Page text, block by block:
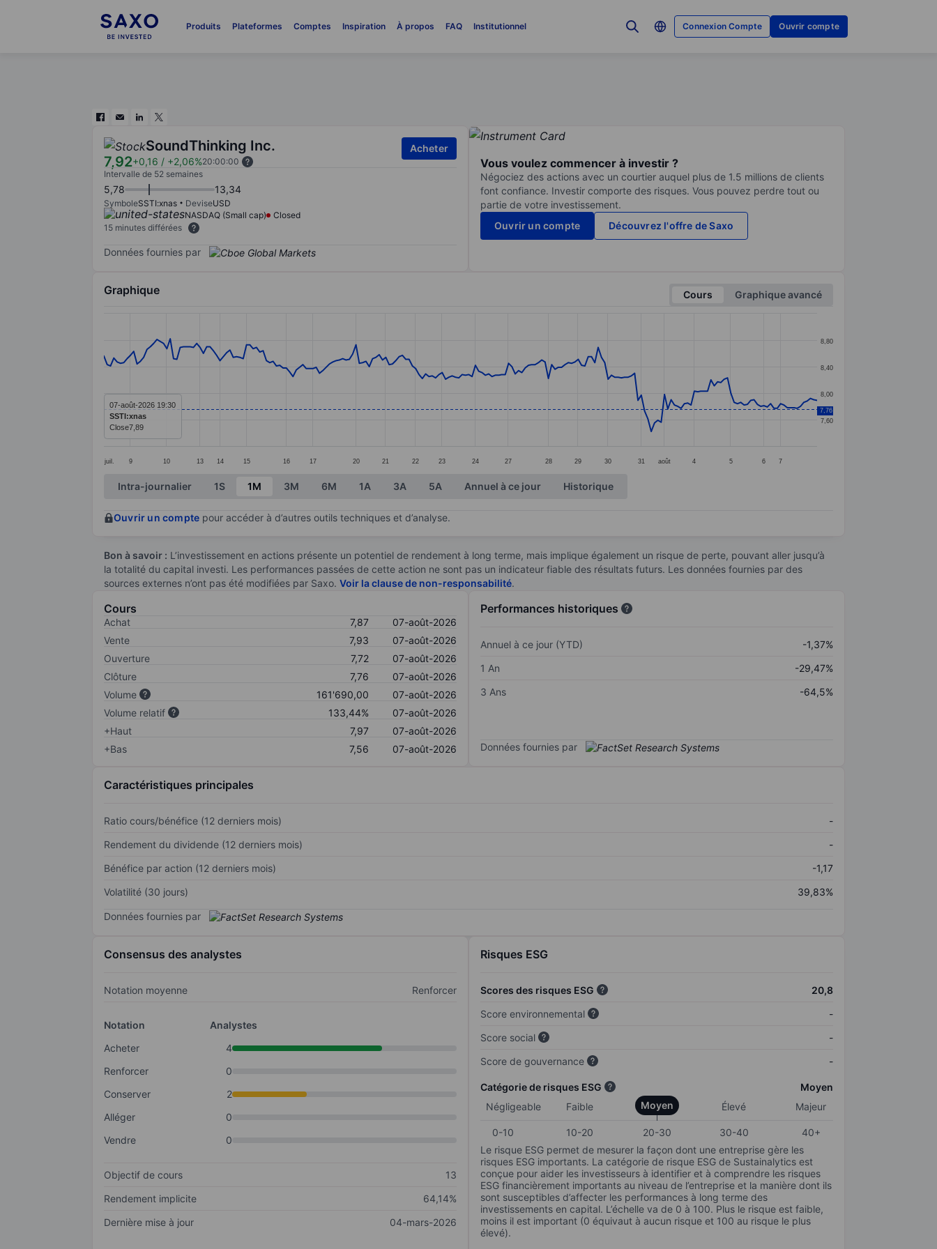
Produits Plateformes Comptes Inspiration À propos FAQ Institutionnel Connexion Compte Ouvrir compte
SoundThinking Inc.
7,92+0,16 / +2,06%20:00:00
Acheter
Intervalle de 52 semaines
5,78 13,34
SymboleSSTI:xnas DeviseUSD
NASDAQ (Small cap)
Closed
15 minutes différées
Données fournies par
Vous voulez commencer à investir ?
Négociez des actions avec un courtier auquel plus de 1.5 millions de clients
font confiance. Investir comporte des risques. Vous pouvez perdre tout ou
partie de votre investissement.
Ouvrir un compte
Découvrez l'offre de Saxo
Graphique Cours
Graphique avancé
Line chart with 216 data points.
The chart has 1 X axis displaying categories.
juil. 9 10 13 14 15 16 17 20 21 22 23 24 27 28 29 30 31 août 4 5 6 7
7,60
8,00
8,40
8,80
7,76
07-août-2026 19:30
SSTI:xnas
Close7,89
End of interactive chart.
Intra-journalier 1S 1M 3M 6M 1A 3A 5A Annuel à ce jour Historique
Ouvrir un compte pour accéder à d’autres outils techniques et d’analyse.
Bon à savoir : L’investissement en actions présente un potentiel de rendement à long terme, mais implique également un risque de perte, pouvant aller jusqu’à
la totalité du capital investi. Les performances passées de cette action ne sont pas un indicateur fiable des résultats futurs. Les données fournies par des
sources externes n’ont pas été modifiées par Saxo. Voir la clause de non-responsabilité.
Cours
Achat 7,87
07-août-2026
Vente
7,93
07-août-2026
Ouverture
7,72
07-août-2026
Clôture
7,76
07-août-2026
Volume
161'690,00
07-août-2026
Volume relatif
133,44%
07-août-2026
+Haut
7,97
07-août-2026
+Bas
7,56 07-août-2026
Performances historiques
Annuel à ce jour (YTD)
-1,37%
1 An
-29,47%
3 Ans
-64,5%
Données fournies par
Caractéristiques principales
Ratio cours/bénéfice (12 derniers mois)
-
Rendement du dividende (12 derniers mois)
-
Bénéfice par action (12 derniers mois)
-1,17
Volatilité (30 jours)
39,83%
Données fournies par
Consensus des analystes
Notation moyenne Renforcer
Notation
Analystes
Acheter
4
Renforcer
0
Conserver
2
Alléger
0
Vendre
0
Objectif de cours
13
Rendement implicite
64,14%
Dernière mise à jour
04-mars-2026
Risques ESG
Scores des risques ESG
20,8
Score environnemental
-
Score social
-
Score de gouvernance
-
Catégorie de risques ESG
Moyen
Négligeable
Faible Moyen Élevé Majeur
0-10 10-20 20-30 30-40
40+
Le risque ESG permet de mesurer la façon dont une entreprise gère les
risques ESG importants. La catégorie de risque ESG de Sustainalytics est
conçue pour aider les investisseurs à identifier et à comprendre les risques
ESG financièrement importants au niveau de l’entreprise et la manière dont ils
sont susceptibles d’affecter les performances à long terme des
investissements en capital. L’échelle va de 0 à 100. Plus le risque est faible,
moins il est important (0 équivaut à aucun risque et 100 au risque le plus
élevé).